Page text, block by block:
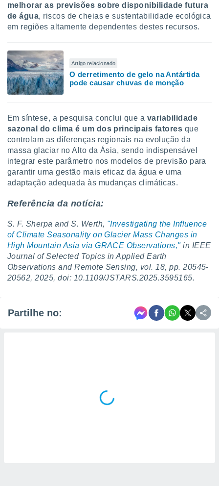
melhorar as previsões sobre disponibilidade futura
de água, riscos de cheias e sustentabilidade ecológica
em regiões altamente dependentes destes recursos.
Artigo relacionado
O derretimento de gelo na Antártida
pode causar chuvas de monção
Em síntese, a pesquisa conclui que a variabilidade
sazonal do clima é um dos principais fatores que
controlam as diferenças regionais na evolução da
massa glaciar no Alto da Ásia, sendo indispensável
integrar este parâmetro nos modelos de previsão para
garantir uma gestão mais eficaz da água e uma
adaptação adequada às mudanças climáticas.
Referência da notícia:
S. F. Sherpa and S. Werth, "Investigating the Influence
of Climate Seasonality on Glacier Mass Changes in
High Mountain Asia via GRACE Observations,"in IEEE
Journal of Selected Topics in Applied Earth
Observations and Remote Sensing, vol. 18, pp. 20545-
20562, 2025, doi: 10.1109/JSTARS.2025.3595165.
Partilhe no: